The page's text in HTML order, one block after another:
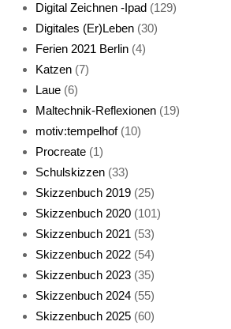
Live-Cat
Katze sturmerprobt
Digital Zeichnen -Ipad (129)
Digitales (Er)Leben (30)
Ferien 2021 Berlin (4)
Katzen (7)
Laue (6)
Maltechnik-Reflexionen (19)
motiv:tempelhof(10)
Procreate (1)
Schulskizzen (33)
Skizzenbuch 2019 (25)
Skizzenbuch 2020 (101)
Skizzenbuch 2021 (53)
Skizzenbuch 2022 (54)
Skizzenbuch 2023 (35)
Skizzenbuch 2024 (55)
Skizzenbuch 2025 (60)